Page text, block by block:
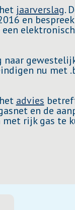
jaarverslag.
en
naar
nu met
advies
en de
rijk gas te